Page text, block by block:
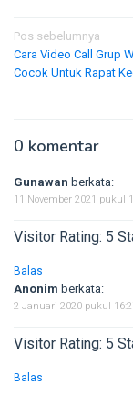
Navigasi
pos
Pos sebelumnya
Cara Video Call Grup
Cocok Untuk Rapat
0 komentar
Gunawan berkata:
11 November 2021 pukul
Visitor Rating: 5
Balas
Anonim berkata:
2 Januari 2020 pukul
Visitor Rating: 5
Balas